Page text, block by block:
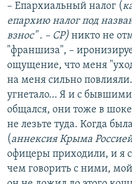
– Епархиальный налог (
епархию налог под
взнос" . – СР) никто не
"франшиза", –
ощущение, что меня
на меня сильно
угнетало… Я и с
общался, они тоже в
не лезьте туда. Когда
(аннексия Крыма
офицеры приходили, и я
чем говорить с ними,